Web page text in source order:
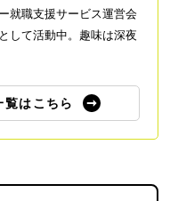
就職支援サービス運営会
して活動中。趣味は深夜
はこちら